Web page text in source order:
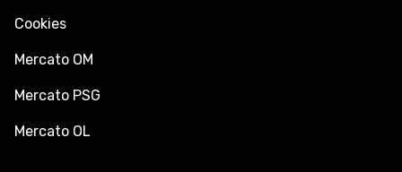
Cookies
Mercato OM
Mercato PSG
Mercato OL